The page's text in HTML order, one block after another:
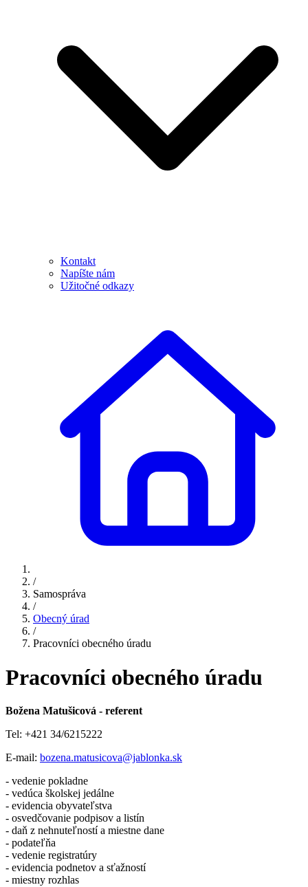
Kontakt
Napíšte nám
Užitočné odkazy
/
Samospráva
/
Obecný úrad
/
Pracovníci obecného úradu
Pracovníci obecného úradu
Božena Matušicová - referent
Tel: +421 34/6215222
E-mail: bozena.matusicova@jablonka.sk
- vedenie pokladne
- vedúca školskej jedálne
- evidencia obyvateľstva
- osvedčovanie podpisov a listín
- daň z nehnuteľností a miestne dane
- podateľňa
- vedenie registratúry
- evidencia podnetov a sťažností
- miestny rozhlas